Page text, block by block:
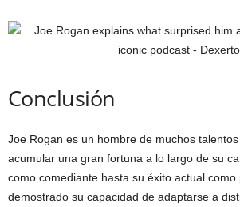
Conclusión
Joe Rogan es un hombre de muchos
acumular una gran fortuna a lo largo de su
como comediante hasta su éxito actual como
demostrado su capacidad de adaptarse a